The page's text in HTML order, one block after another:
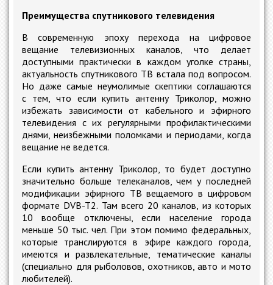
Преимущества спутникового телевидения
В современную эпоху перехода на цифровое
вещание телевизионных каналов, что делает
доступными практически в каждом уголке страны,
актуальность спутникового ТВ встала под вопросом.
Но даже самые неумолимые скептики соглашаются
с тем, что если купить антенну Триколор, можно
избежать зависимости от кабельного и эфирного
телевидения с их регулярными профилактическими
днями, неизбежными поломками и периодами, когда
вещание не ведется.
Если купить антенну Триколор, то будет доступно
значительно больше телеканалов, чем у последней
модификации эфирного ТВ вещаемого в цифровом
формате DVB-T2. Там всего 20 каналов, из которых
10 вообще отключены, если население города
меньше 50 тыс. чел. При этом помимо федеральных,
которые транслируются в эфире каждого города,
имеются и развлекательные, тематические каналы
(специально для рыболовов, охотников, авто и мото
любителей).